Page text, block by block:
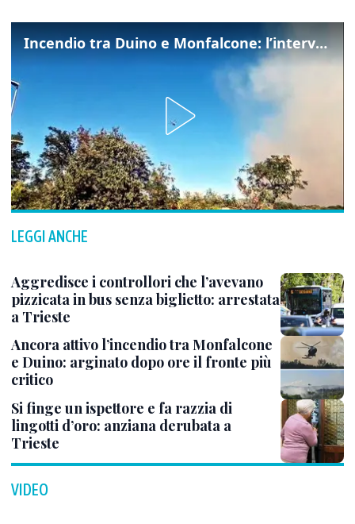
Incendio tra Duino e Monfalcone: l’intervento dei vigili del fuoco
LEGGI ANCHE
Aggredisce i controllori che l’avevano
pizzicata in bus senza biglietto: arrestata
a Trieste
Ancora attivo l’incendio tra Monfalcone
e Duino: arginato dopo ore il fronte più
critico
Si finge un ispettore e fa razzia di
lingotti d’oro: anziana derubata a
Trieste
VIDEO